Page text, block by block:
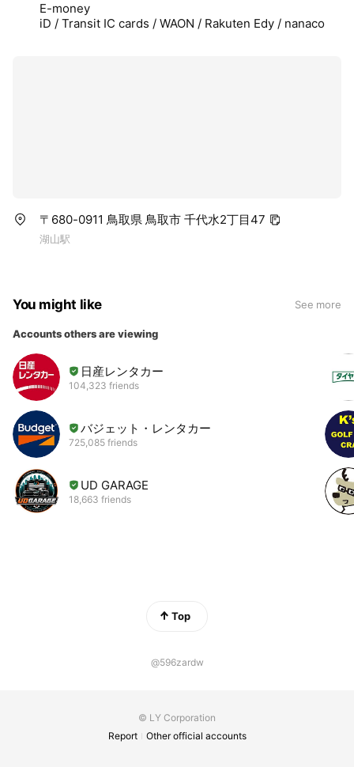
E-money
iD / Transit IC cards / WAON / Rakuten Edy / nanaco
〒680-0911 鳥取県 鳥取市 千代水2丁目47
湖山駅
You might like See more
Accounts others are viewing
日産レンタカー
104,323 friends
バジェット・レンタカー
725,085 friends
UD GARAGE
18,663 friends
Top
@596zardw
© LY Corporation
Report
Other official accounts